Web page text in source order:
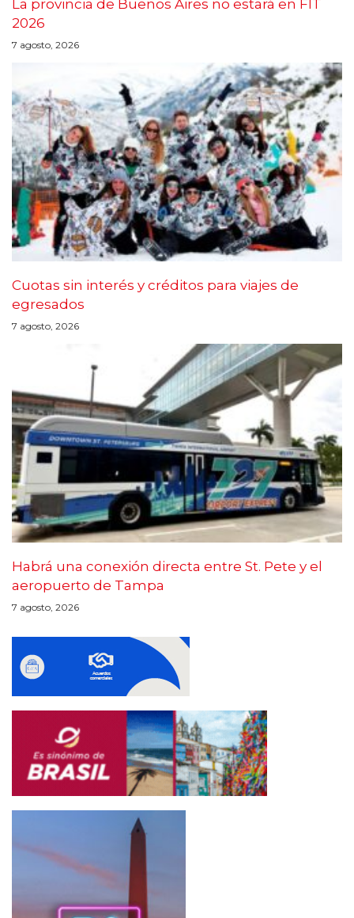
La provincia de Buenos Aires no estará en FIT
2026
7 agosto, 2026
Cuotas sin interés y créditos para viajes de
egresados
7 agosto, 2026
Habrá una conexión directa entre St. Pete y el
aeropuerto de Tampa
7 agosto, 2026